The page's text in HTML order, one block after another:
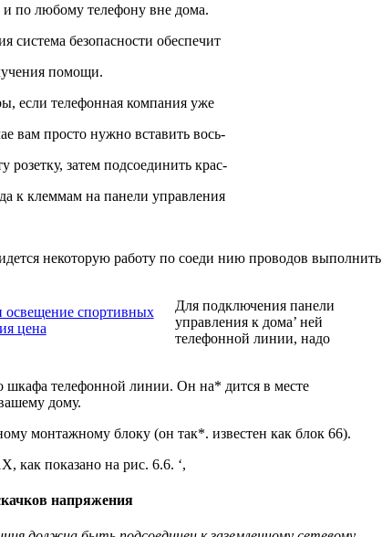
по любому телефону вне дома.
система безопасности обеспечит
помощи.
если телефонная компания уже
вам просто нужно вставить вось-
розетку, затем подсоединить крас-
к клеммам на панели управления
некоторую работу по соеди нию проводов выполнить
освещение спортивных
цена
Для подключения панели
управления к дома’ ней
телефонной линии, надо
шкафа телефонной линии. Он на* дится в месте
дому.
монтажному блоку (он так*. известен как блок 66).
как показано на рис. 6.6. ‘,
напряжения